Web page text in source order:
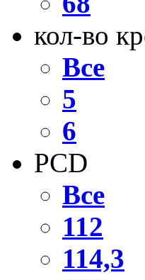
кол-во
Все
5
6
PCD
Все
112
114,3